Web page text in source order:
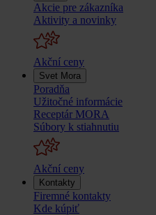
Akcie pre zákazníka
Aktivity a novinky
Akční ceny
Svet Mora
Poradňa
Užitočné informácie
Receptár MORA
Súbory k stiahnutiu
Akční ceny
Kontakty
Firemné kontakty
Kde kúpiť